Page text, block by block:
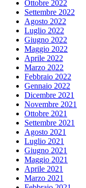
Ottobre 2022
Settembre 2022
Agosto 2022
Luglio 2022
Giugno 2022
Maggio 2022
Aprile 2022
Marzo 2022
Febbraio 2022
Gennaio 2022
Dicembre 2021
Novembre 2021
Ottobre 2021
Settembre 2021
Agosto 2021
Luglio 2021
Giugno 2021
Maggio 2021
Aprile 2021
Marzo 2021